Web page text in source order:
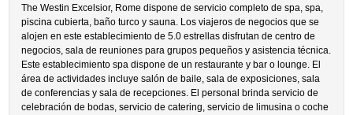
The Westin Excelsior, Rome dispone de servicio completo de spa, spa,
piscina cubierta, baño turco y sauna. Los viajeros de negocios que se
alojen en este establecimiento de 5.0 estrellas disfrutan de centro de
negocios, sala de reuniones para grupos pequeños y asistencia técnica.
Este establecimiento spa dispone de un restaurante y bar o lounge. El
área de actividades incluye salón de baile, sala de exposiciones, sala
de conferencias y sala de recepciones. El personal brinda servicio de
celebración de bodas, servicio de catering, servicio de limusina o coche